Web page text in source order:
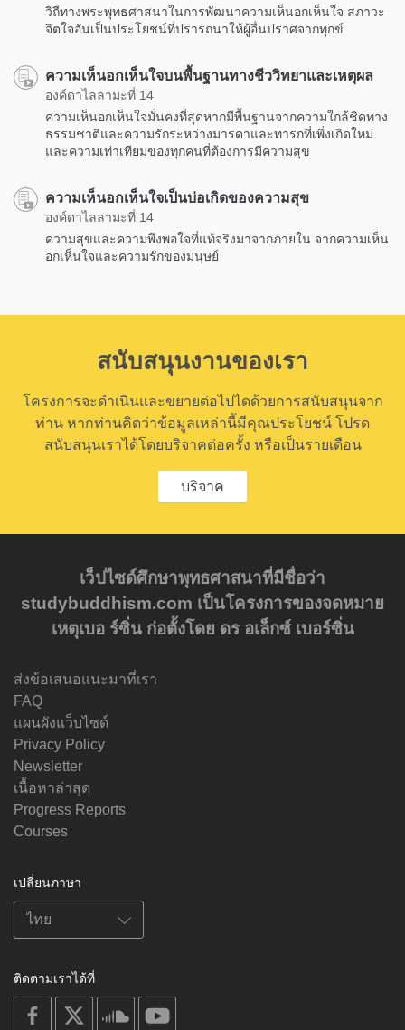
วิถีทางพระพุทธศาสนาในการพัฒนาความเห็นอกเห็นใจ สภาวะ
จิตใจอันเป็นประโยชน์ที่ปรารถนาให้ผู้อื่นปราศจากทุกข์
ความเห็นอกเห็นใจบนพื้นฐานทางชีววิทยาและเหตุผล
องค์ดาไลลามะที่ 14
ความเห็นอกเห็นใจมั่นคงที่สุดหากมีพื้นฐานจากความใกล้ชิดทาง
ธรรมชาติและความรักระหว่างมารดาและทารกที่เพิ่งเกิดใหม่
และความเท่าเทียมของทุกคนที่ต้องการมีความสุข
ความเห็นอกเห็นใจเป็นบ่อเกิดของความสุข
องค์ดาไลลามะที่ 14
ความสุขและความพึงพอใจที่แท้จริงมาจากภายใน จากความเห็น
อกเห็นใจและความรักของมนุษย์
สนับสนุนงานของเรา
โครงการจะดำเนินและขยายต่อไปไดด้วยการสนับสนุนจาก
ท่าน หากท่านคิดว่าข้อมูลเหล่านี้มีคุณประโยชน์ โปรด
สนับสนุนเราได้โดยบริจาคต่อครั้ง หรือเป็นรายเดือน
บริจาค
เว็ปไซด์ศึกษาพุทธศาสนาที่มีชื่อว่า
studybuddhism.com เป็นโครงการของจดหมาย
เหตุเบอ ร์ซิ่น ก่อตั้งโดย ดร อเล็กซ์ เบอร์ซิ่น
ส่งข้อเสนอแนะมาที่เรา
FAQ
แผนผังแว็บไซด์
Privacy Policy
Newsletter
เนื้อหาล่าสุด
Progress Reports
Courses
เปลี่ยนภาษา
ติดตามเราได้ที่
on
facebook
soundcloud